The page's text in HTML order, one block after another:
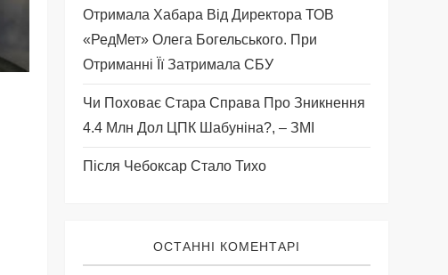
Отримала Хабара Від Директора ТОВ
«РедМет» Олега Богельського. При
Отриманні Її Затримала СБУ
Чи Поховає Стара Справа Про Зникнення
4.4 Млн Дол ЦПК Шабуніна?, – ЗМІ
Після Чебоксар Стало Тихо
ОСТАННІ КОМЕНТАРІ